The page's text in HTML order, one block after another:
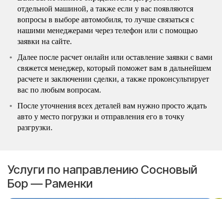
отдельной машиной, а также если у вас появляются
вопросы в выборе автомобиля, то лучше связаться с
нашими менеджерами через телефон или с помощью
заявки на сайте.
Далее после расчет онлайн или оставление заявки с вами
свяжется менеджер, который поможет вам в дальнейшем
расчете и заключении сделки, а также проконсультирует
вас по любым вопросам.
После уточнения всех деталей вам нужно просто ждать
авто у место погрузки и отправления его в точку
разгрузки.
Услуги по направлению Сосновый
Бор — Раменки